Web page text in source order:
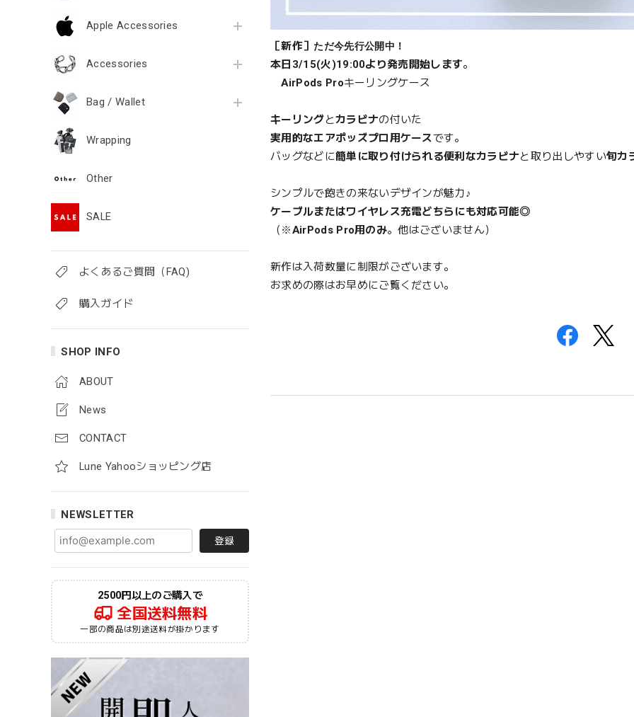
Apple Accessories
Accessories
Bag / Wallet
Wrapping
Other
SALE
よくあるご質問（FAQ)
購入ガイド
SHOP INFO
ABOUT
News
CONTACT
Lune Yahooショッピング店
NEWSLETTER
登録
2500円以上のご購入で
全国送料無料
一部の商品は別途送料が掛かります
［新作］ただ今先行公開中！
本日3/15(火)19:00より発売開始します。
AirPods Proキーリングケース
キーリングとカラビナの付いた
実用的なエアポッズプロ用ケースです。
バッグなどに簡単に取り付けられる便利なカラビナと取り出しやすい旬カ
シンプルで飽きの来ないデザインが魅力♪
ケーブルまたはワイヤレス充電どちらにも対応可能◎
（※AirPods Pro用のみ。他はございません）
新作は入荷数量に制限がございます。
お求めの際はお早めにご覧ください。